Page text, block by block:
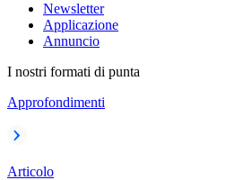
Newsletter
Applicazione
Annuncio
I nostri formati di punta
Approfondimenti
Articolo